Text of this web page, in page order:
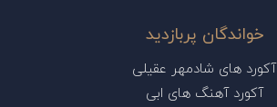
خواندگان پربازدید
آکورد های شادمهر عقیلی
آکورد آهنگ های ابی